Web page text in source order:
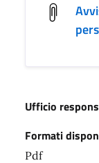
Ufficio
Formati
Pdf